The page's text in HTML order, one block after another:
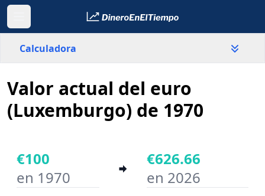
Calculadora
Luxemburgo
País
Año inicial
Valor actual del euro
(Luxemburgo) de 1970
€100
en 1970
€626.66
en 2026